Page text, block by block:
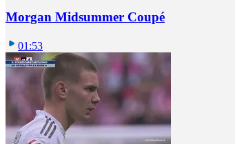
Morgan Midsummer Coupé
01:53